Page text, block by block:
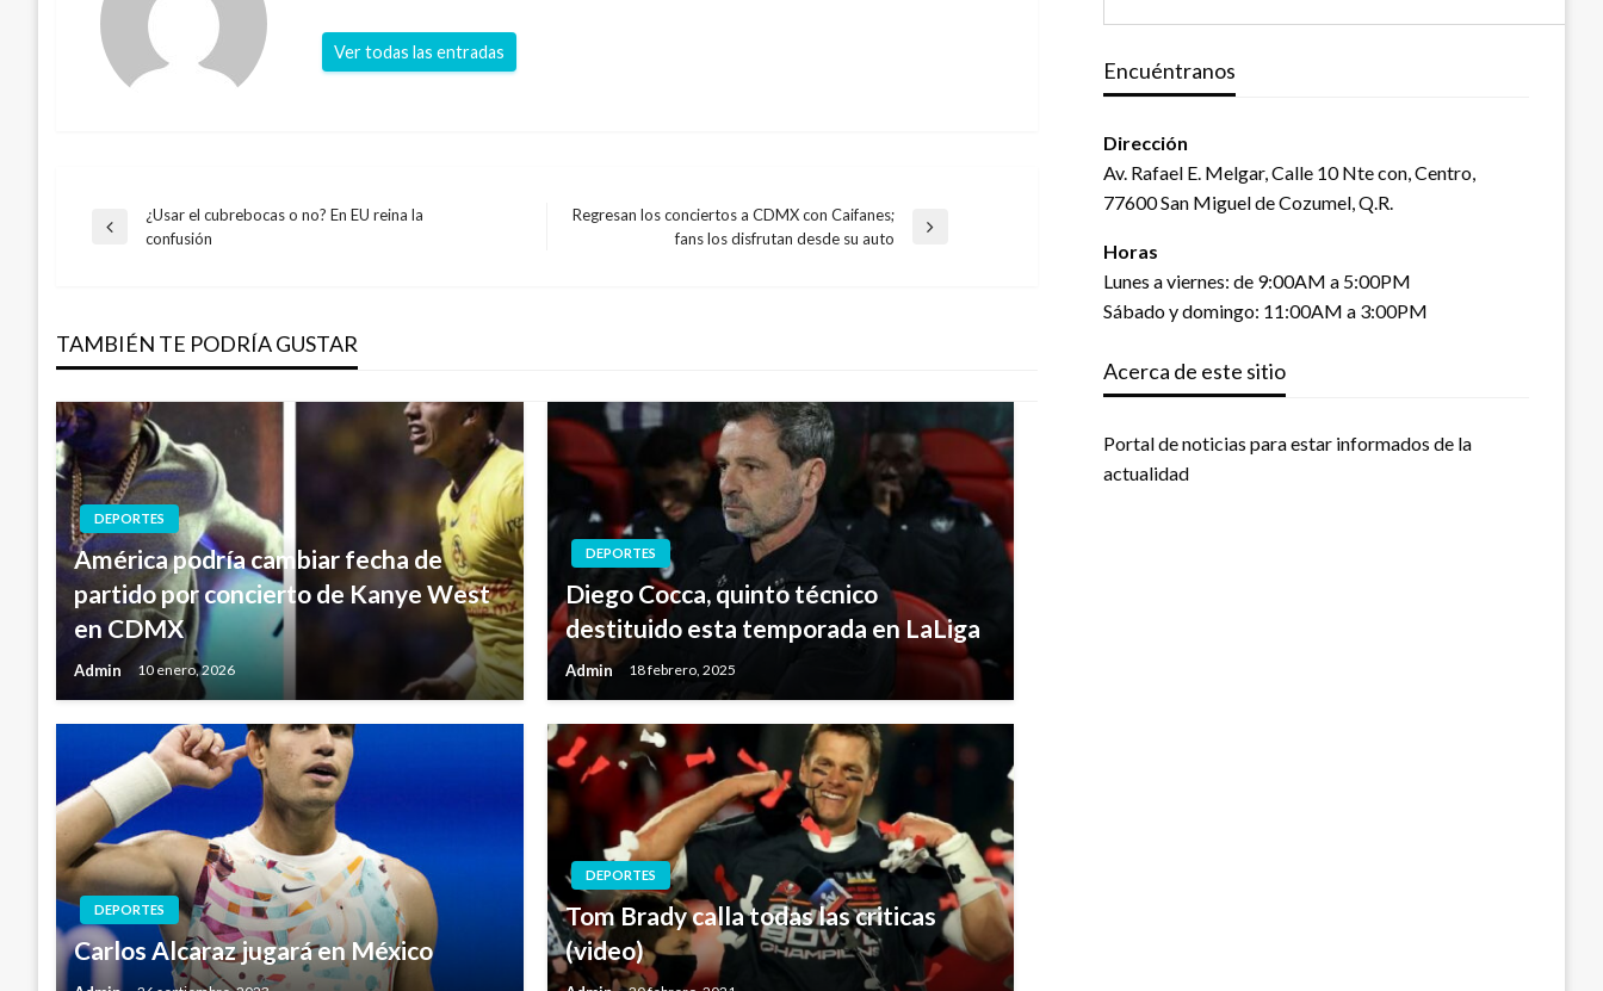
Ver todas las entradas
Navegación
entradas
Entrada
¿Usar el cubrebocas o no? En EU reina la
confusión
Regresan los conciertos a CDMX con Caifanes;
fans los disfrutan desde su auto
TAMBIÉN TE PODRÍA GUSTAR
DEPORTES
América podría cambiar fecha de
partido por concierto de Kanye West
en CDMX
Admin 10 enero, 2026
DEPORTES
Diego Cocca, quinto técnico
destituido esta temporada en LaLiga
Admin 18 febrero, 2025
DEPORTES
Carlos Alcaraz jugará en México
DEPORTES
Tom Brady calla todas las criticas
(video)
Encuéntranos
Dirección
Av. Rafael E. Melgar, Calle 10 Nte con, Centro,
77600 San Miguel de Cozumel, Q.R.
Horas
Lunes a viernes: de 9:00AM a 5:00PM
Sábado y domingo: 11:00AM a 3:00PM
Acerca de este sitio
Portal de noticias para estar informados de la
actualidad